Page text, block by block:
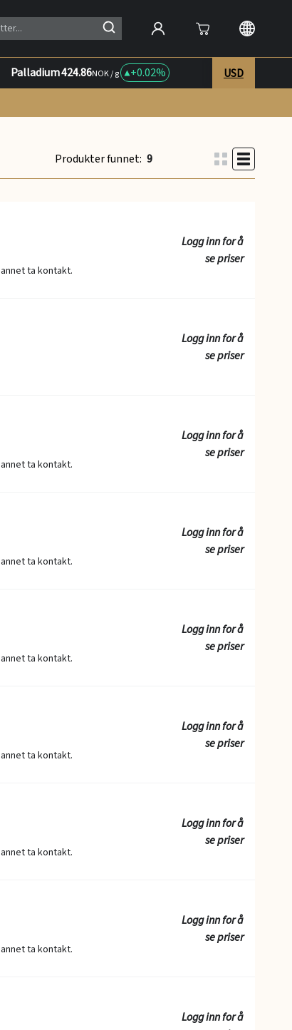
Palladium424.86NOK / g +0.02% USD
Produkter funnet: 9
ta kontakt.
Logg inn for å
se priser
Logg inn for å
se priser
ta kontakt.
Logg inn for å
se priser
ta kontakt.
Logg inn for å
se priser
ta kontakt.
Logg inn for å
se priser
ta kontakt.
Logg inn for å
se priser
ta kontakt.
Logg inn for å
se priser
ta kontakt.
Logg inn for å
se priser
Logg inn for å